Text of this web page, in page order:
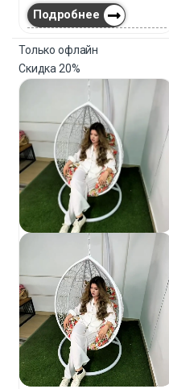
Подробнее
Только офлайн
Скидка 20%